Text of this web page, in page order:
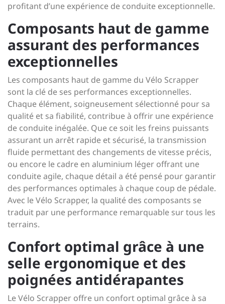
profitant d’une expérience de conduite exceptionnelle.
Composants haut de gamme
assurant des performances
exceptionnelles
Les composants haut de gamme du Vélo Scrapper
sont la clé de ses performances exceptionnelles.
Chaque élément, soigneusement sélectionné pour sa
qualité et sa fiabilité, contribue à offrir une expérience
de conduite inégalée. Que ce soit les freins puissants
assurant un arrêt rapide et sécurisé, la transmission
fluide permettant des changements de vitesse précis,
ou encore le cadre en aluminium léger offrant une
conduite agile, chaque détail a été pensé pour garantir
des performances optimales à chaque coup de pédale.
Avec le Vélo Scrapper, la qualité des composants se
traduit par une performance remarquable sur tous les
terrains.
Confort optimal grâce à une
selle ergonomique et des
poignées antidérapantes
Le Vélo Scrapper offre un confort optimal grâce à sa